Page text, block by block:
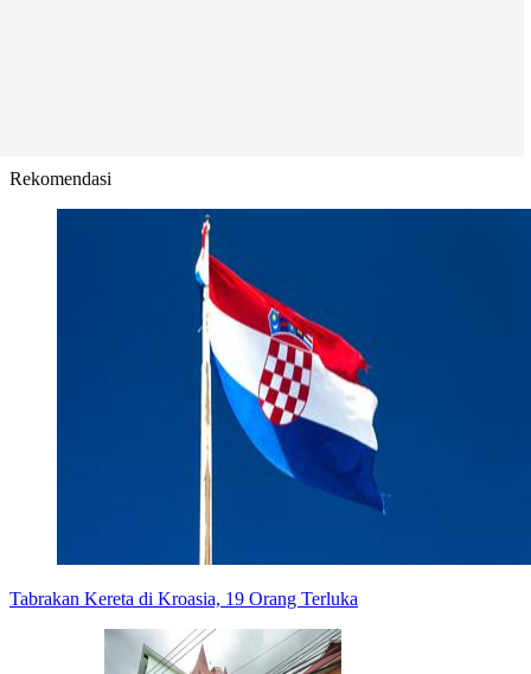
Rekomendasi
Tabrakan Kereta di Kroasia, 19 Orang Terluka